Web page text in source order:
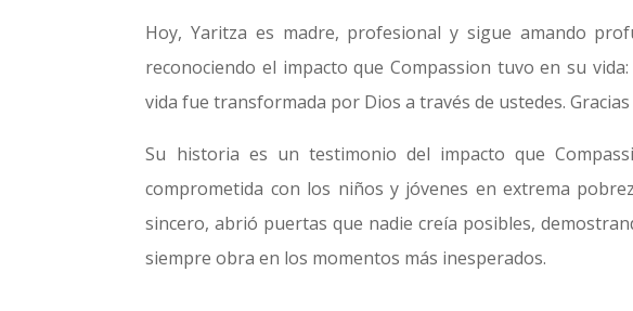
Hoy, Yaritza es madre, profesional y sigue amando
reconociendo el impacto que Compassion tuvo en su
vida fue transformada por Dios a través de ustedes.
Su historia es un testimonio del impacto que
comprometida con los niños y jóvenes en extrema
sincero, abrió puertas que nadie creía posibles,
siempre obra en los momentos más inesperados.